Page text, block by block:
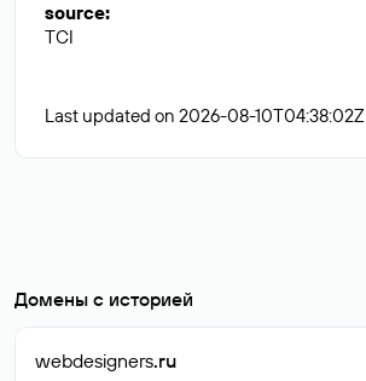
source:
TCI
Last updated on 2026-08-10T04:38:02Z
Домены с историей
webdesigners.ru